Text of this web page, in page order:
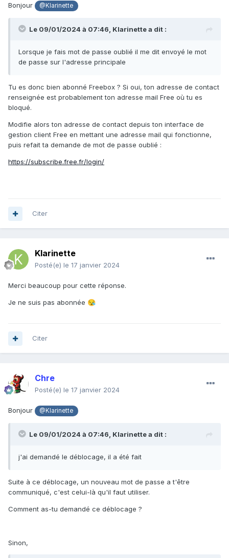
Bonjour @Klarinette
Le 09/01/2024 à 07:46, Klarinettea dit :
Lorsque je fais mot de passe oublié il me dit envoyé le mot
de passe sur l'adresse principale
Tu es donc bien abonné Freebox ? Si oui, ton adresse de contact
renseignée est probablement ton adresse mail Free où tu es
bloqué.
Modifie alors ton adresse de contact depuis ton interface de
gestion client Free en mettant une adresse mail qui fonctionne,
puis refait ta demande de mot de passe oublié :
https://subscribe.free.fr/login/
Citer
Klarinette
Posté(e) le 17 janvier 2024
Merci beaucoup pour cette réponse.
Je ne suis pas abonnée 😪
Citer
Chre
Posté(e) le 17 janvier 2024
Bonjour @Klarinette
Le 09/01/2024 à 07:46, Klarinettea dit :
j'ai demandé le déblocage, il a été fait
Suite à ce déblocage, un nouveau mot de passe a t'être
communiqué, c'est celui-là qu'il faut utiliser.
Comment as-tu demandé ce déblocage ?
Sinon,